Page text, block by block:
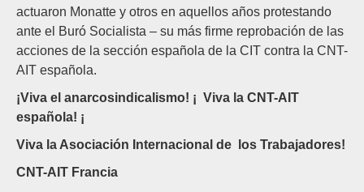
actuaron Monatte y otros en aquellos años protestando
ante el Buró Socialista – su más firme reprobación de las
acciones de la sección española de la CIT contra la CNT-
AIT española.
¡Viva el anarcosindicalismo! ¡ Viva la CNT-AIT
española! ¡
Viva la Asociación Internacional de los Trabajadores!
CNT-AIT Francia